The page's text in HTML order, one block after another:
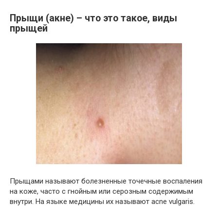
Прыщи (акне) – что это такое, виды
прыщей
Прыщами называют болезненные точечные воспаления
на коже, часто с гнойным или серозным содержимым
внутри. На языке медицины их называют acne vulgaris.